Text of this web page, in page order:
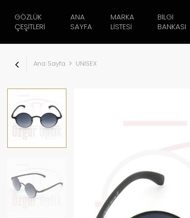
GÖZLÜK
ÇEŞITLERI
ANA
SAYFA
MARKA
LISTESI
BILGI
BANKASI
Ana Sayfa UNISEX